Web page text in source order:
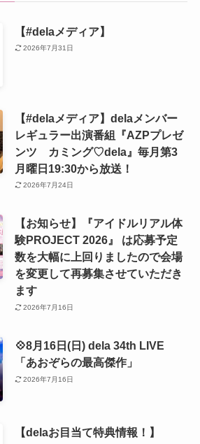
【#delaメディア】
2026年7月31日
【#delaメディア】delaメンバー
レギュラー出演番組『AZPプレゼ
ンツ カミング♡dela』毎月第3
月曜日19:30から放送！
2026年7月24日
【お知らせ】『アイドルリアル体
験PROJECT 2026』 は応募予定
数を大幅に上回りましたので会場
を変更して再募集させていただき
ます
2026年7月16日
💠8月16日(日) dela 34th LIVE
「あおぞらの最高傑作」
2026年7月16日
【delaお目当て特典情報！】